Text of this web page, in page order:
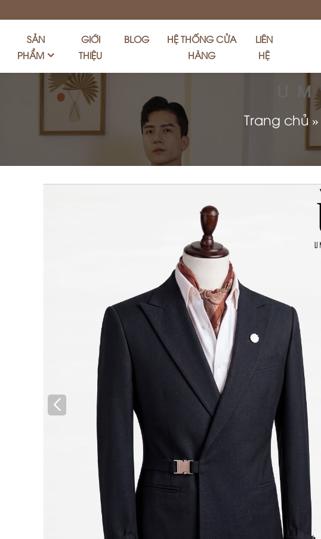
SẢN
PHẨM
GIỚI
THIỆU
BLOG
HỆ THỐNG CỬA
HÀNG
LIÊN
HỆ
Trang chủ »